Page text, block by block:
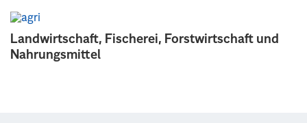
Landwirtschaft, Fischerei, Forstwirtschaft und
Nahrungsmittel